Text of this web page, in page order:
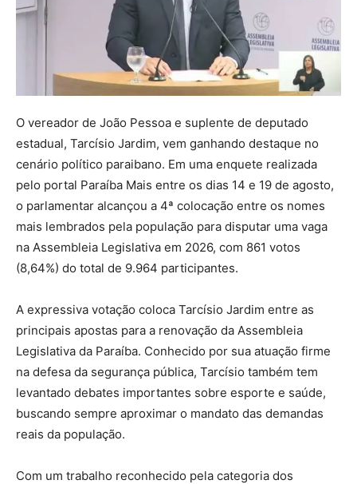
O vereador de João Pessoa e suplente de deputado
estadual, Tarcísio Jardim, vem ganhando destaque no
cenário político paraibano. Em uma enquete realizada
pelo portal Paraíba Mais entre os dias 14 e 19 de agosto,
o parlamentar alcançou a 4ª colocação entre os nomes
mais lembrados pela população para disputar uma vaga
na Assembleia Legislativa em 2026, com 861 votos
(8,64%) do total de 9.964 participantes.
A expressiva votação coloca Tarcísio Jardim entre as
principais apostas para a renovação da Assembleia
Legislativa da Paraíba. Conhecido por sua atuação firme
na defesa da segurança pública, Tarcísio também tem
levantado debates importantes sobre esporte e saúde,
buscando sempre aproximar o mandato das demandas
reais da população.
Com um trabalho reconhecido pela categoria dos